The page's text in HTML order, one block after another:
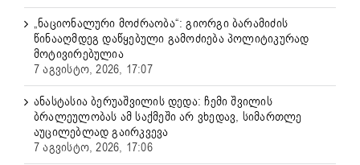
„ნაციონალური მოძრაობა“: გიორგი ბარამიძის
წინააღმდეგ დაწყებული გამოძიება პოლიტიკურად
მოტივირებულია
7 აგვისტო, 2026, 17:07
ანასტასია ბერუაშვილის დედა: ჩემი შვილის
ბრალეულობას ამ საქმეში არ ვხედავ, სიმართლე
აუცილებლად გაირკვევა
7 აგვისტო, 2026, 17:06